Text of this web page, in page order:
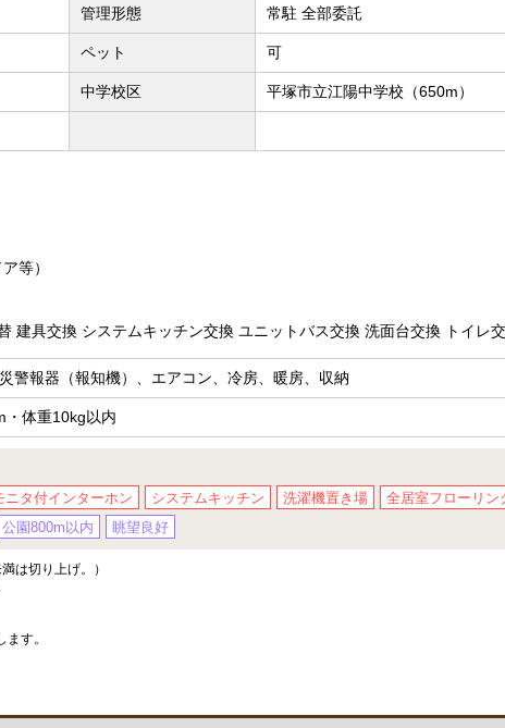
管理形態 常駐 全部委託
ペット 可
中学校区 平塚市立江陽中学校（650m）
等）
建具交換 システムキッチン交換 ユニットバス交換 洗面台交換 トイレ
警報器（報知機）、エアコン、冷房、暖房、収納
・体重10kg以内
ニタ付インターホン システムキッチン 洗濯機置き場 全居室フローリン
公園800m以内 眺望良好
は切り上げ。）
す。